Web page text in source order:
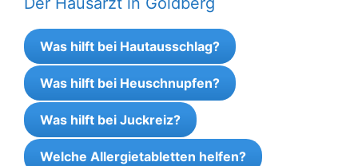
Was hilft bei Hautausschlag?
Was hilft bei Heuschnupfen?
Was hilft bei Juckreiz?
Welche Allergietabletten helfen?